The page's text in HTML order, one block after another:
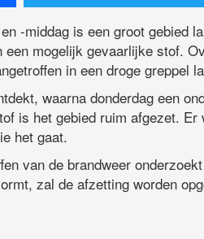
-middag is een groot gebied
een mogelijk gevaarlijke stof.
in een droge greppel
waarna donderdag een
is het gebied ruim afgezet. Er
het gaat.
van de brandweer
zal de afzetting worden